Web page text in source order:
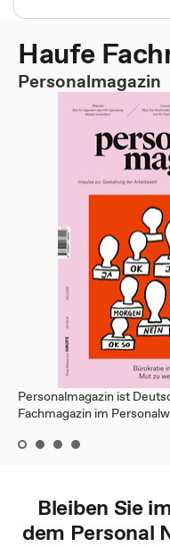
Haufe
Personalmagazin
Personalmagazin ist
Fachmagazin im
Bleiben Sie
dem Personal